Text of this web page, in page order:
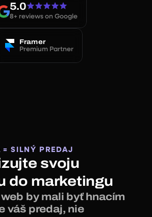
5.0
8+ reviews on Google
Framer
Premium Partner
SILNÝ PREDAJ
svoju
do marketingu
by mali byť hnacím
váš predaj, nie